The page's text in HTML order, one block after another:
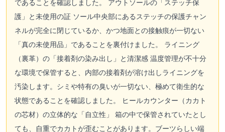
であることを確認しました。 アウトソールの「ステッチ保
護」と未使用の証 ソール中央部にあるステッチの保護チャン
ネルが完全に閉じているか、かつ地面との接触痕が一切ない
「真の未使用品」であることを裏付けました。 ライニング
（裏革）の「接着剤の染み出し」と清潔感 温度管理が不十分
な環境で保管すると、内部の接着剤が溶け出しライニングを
汚染します。シミや特有の臭いが一切ない、極めて衛生的な
状態であることを確認しました。 ヒールカウンター（カカト
の芯材）の立体的な「自立性」 箱の中で保管されていたとし
ても、自重でカカトが歪むことがあります。ブーツらしい端